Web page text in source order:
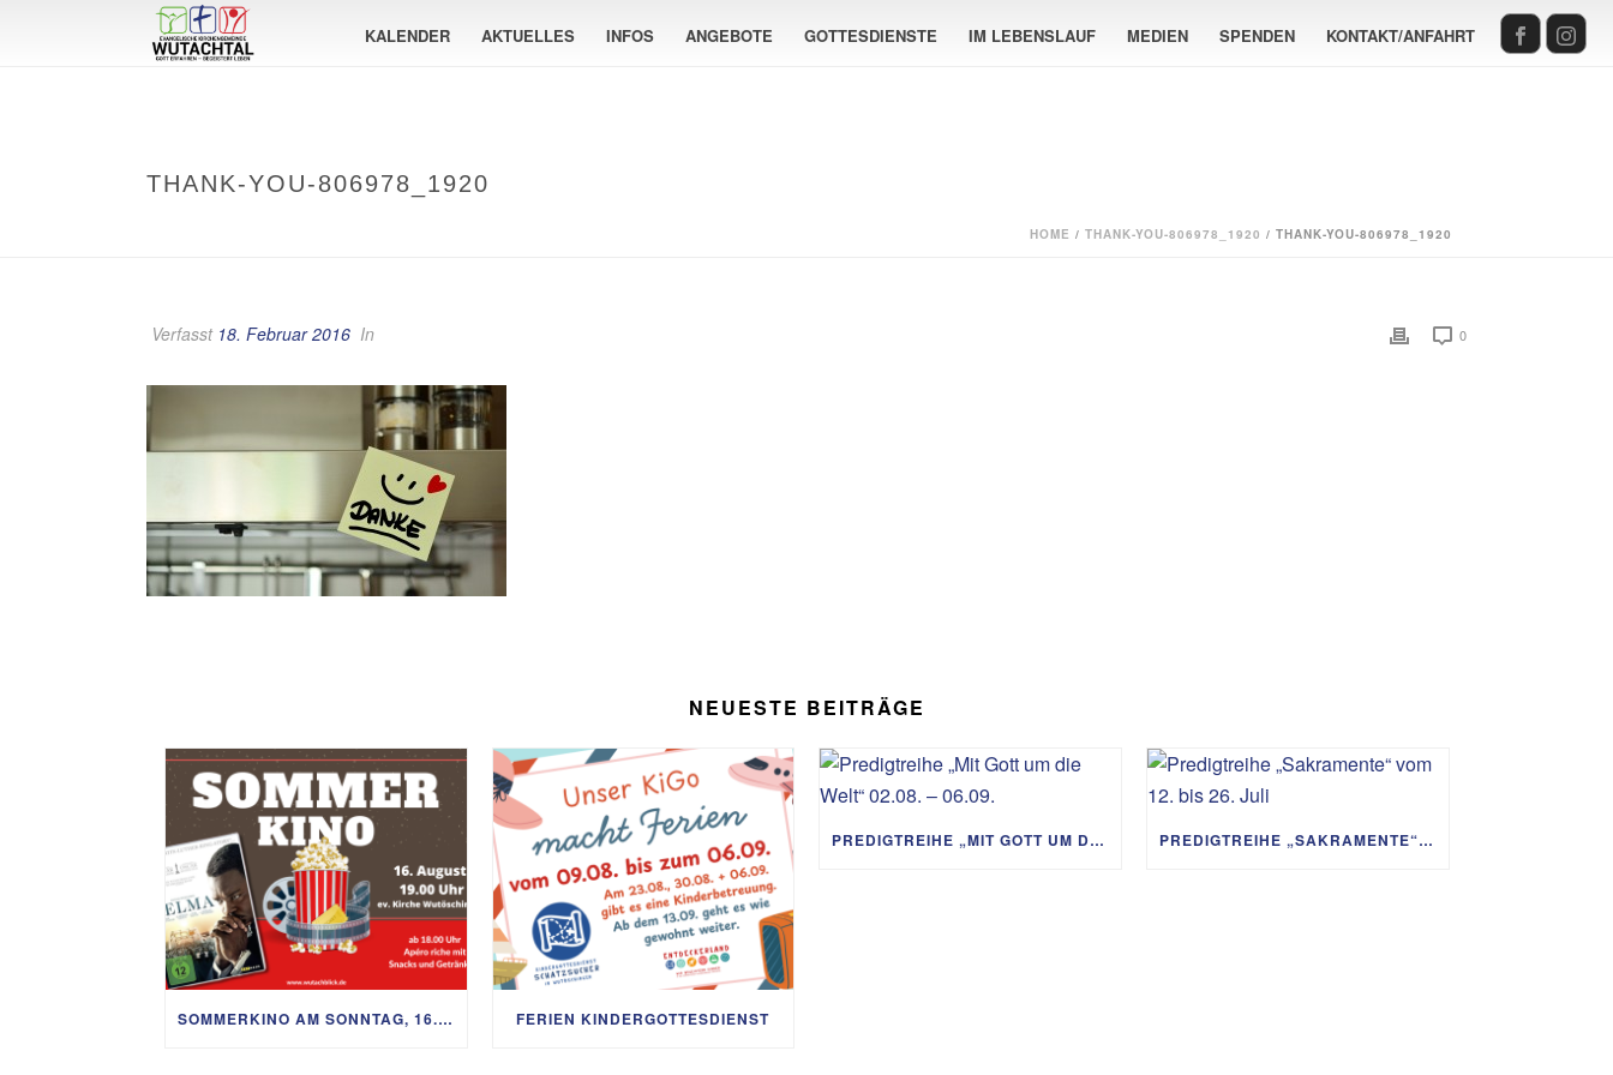
KALENDER AKTUELLES INFOS ANGEBOTE GOTTESDIENSTE IM LEBENSLAUF MEDIEN SPENDEN KONTAKT/ANFAHRT
THANK-YOU-806978_1920
HOME / THANK-YOU-806978_1920 / THANK-YOU-806978_1920
Verfasst 18. Februar 2016 In 0
NEUESTE BEITRÄGE
SOMMERKINO AM SONNTAG, 16. AUGUST FERIEN KINDERGOTTESDIENST
PREDIGTREIHE „MIT GOTT UM DIE WELT“ 02.08. – 06.09. PREDIGTREIHE „SAKRAMENTE“ VOM 12. BIS 26. JULI